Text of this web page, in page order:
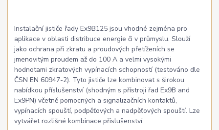
Instalační jističe řady Ex9B125 jsou vhodné zejména pro
aplikace v oblasti distribuce energie či v průmyslu. Slouží
jako ochrana při zkratu a proudových přetíženích se
jmenovitým proudem až do 100 A a velmi vysokými
hodnotami zkratových vypínacích schopností (testováno dle
ČSN EN 60947-2). Tyto jističe lze kombinovat s širokou
nabídkou příslušenství (shodným s přístroji řad Ex9B and
Ex9PN) včetně pomocných a signalizačních kontaktů,
vypínacích spouští, podpěťových a nadpěťových spouští. Lze
vytvářet rozlišné kombinace příslušenství.